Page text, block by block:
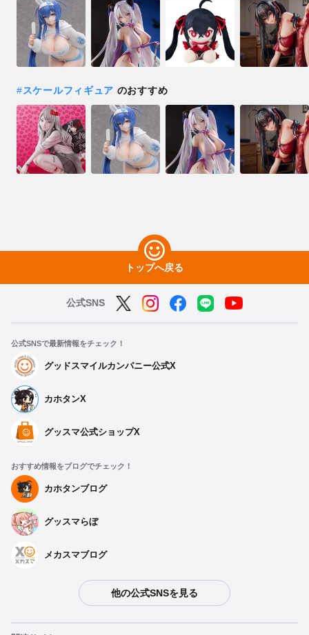
#スケールフィギュア のおすすめ
トップへ戻る
公式SNS
公式SNSで最新情報をチェック！
グッドスマイルカンパニー公式X
カホタンX
グッスマ公式ショップX
おすすめ情報をブログでチェック！
カホタンブログ
グッスマらぼ
メカスマブログ
他の公式SNSを見る